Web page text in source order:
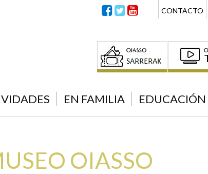
CONTACTO
EN FAMILIA EDUCACIÓN
OIASSO